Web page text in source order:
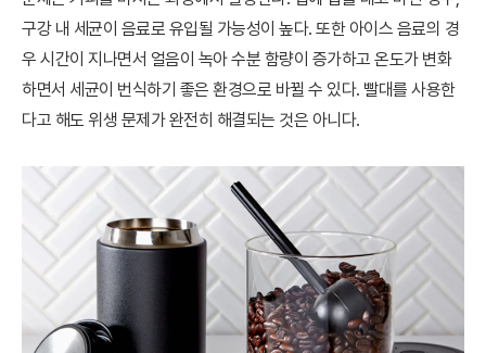
구강 내 세균이 음료로 유입될 가능성이 높다. 또한 아이스 음료의 경
우 시간이 지나면서 얼음이 녹아 수분 함량이 증가하고 온도가 변화
하면서 세균이 번식하기 좋은 환경으로 바뀔 수 있다. 빨대를 사용한
다고 해도 위생 문제가 완전히 해결되는 것은 아니다.